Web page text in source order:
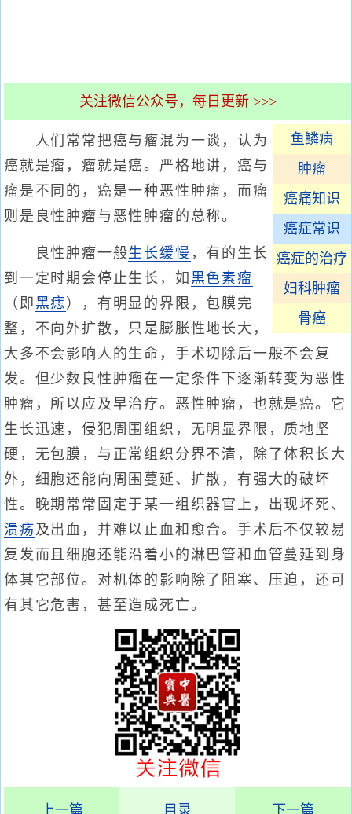
关注微信公众号，每日更新 >>>
鱼鳞病
肿瘤
癌痛知识
癌症常识
癌症的治疗
妇科肿瘤
骨癌
人们常常把癌与瘤混为一谈，认为
癌就是瘤，瘤就是癌。严格地讲，癌与
瘤是不同的，癌是一种恶性肿瘤，而瘤
则是良性肿瘤与恶性肿瘤的总称。
良性肿瘤一般生长缓慢 ，有的生长
到一定时期会停止生长，如 黑色素瘤
（即 黑痣 ），有明显的界限，包膜完
整，不向外扩散，只是膨胀性地长大，
大多不会影响人的生命，手术切除后一般不会复
发。但少数良性肿瘤在一定条件下逐渐转变为恶性
肿瘤，所以应及早治疗。恶性肿瘤，也就是癌。它
生长迅速，侵犯周围组织，无明显界限，质地坚
硬，无包膜，与正常组织分界不清，除了体积长大
外，细胞还能向周围蔓延、扩散，有强大的破坏
性。晚期常常固定于某一组织器官上，出现坏死、
溃疡及出血，并难以止血和愈合。手术后不仅较易
复发而且细胞还能沿着小的淋巴管和血管蔓延到身
体其它部位。对机体的影响除了阻塞、压迫，还可
有其它危害，甚至造成死亡。
上一篇 目录 下一篇